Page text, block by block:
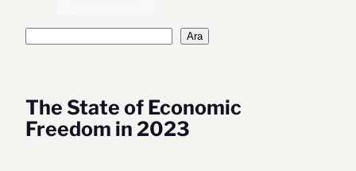
Ara
The State of Economic
Freedom in 2023